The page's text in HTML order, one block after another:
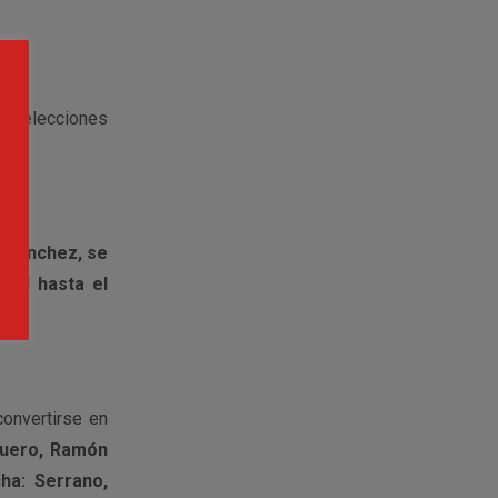
Selecciones
se
hasta el
en
Ramón
Serrano,